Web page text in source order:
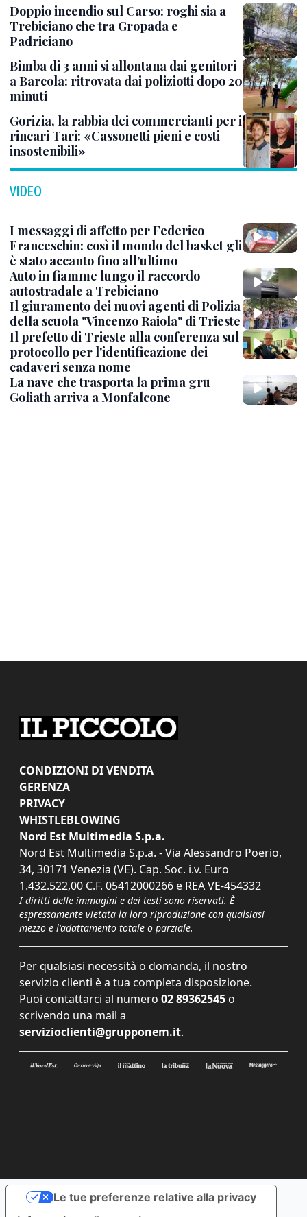
Doppio incendio sul Carso: roghi sia a
Trebiciano che tra Gropada e
Padriciano
Bimba di 3 anni si allontana dai genitori
a Barcola: ritrovata dai poliziotti dopo 20
minuti
Gorizia, la rabbia dei commercianti per i
rincari Tari: «Cassonetti pieni e costi
insostenibili»
VIDEO
I messaggi di affetto per Federico
Franceschin: così il mondo del basket gli
è stato accanto fino all’ultimo
Auto in fiamme lungo il raccordo
autostradale a Trebiciano
Il giuramento dei nuovi agenti di Polizia
della scuola "Vincenzo Raiola" di Trieste
Il prefetto di Trieste alla conferenza sul
protocollo per l'identificazione dei
cadaveri senza nome
La nave che trasporta la prima gru
Goliath arriva a Monfalcone
CONDIZIONI DI VENDITA
GERENZA
PRIVACY
WHISTLEBLOWING
Nord Est Multimedia S.p.a.
Nord Est Multimedia S.p.a. - Via Alessandro Poerio,
34, 30171 Venezia (VE). Cap. Soc. i.v. Euro
1.432.522,00 C.F. 05412000266 e REA VE-454332
I diritti delle immagini e dei testi sono riservati. È
espressamente vietata la loro riproduzione con qualsiasi
mezzo e l'adattamento totale o parziale.
Per qualsiasi necessità o domanda, il nostro
servizio clienti è a tua completa disposizione.
Puoi contattarci al numero 02 89362545 o
scrivendo una mail a
servizioclienti@grupponem.it.
Le tue preferenze relative alla privacy